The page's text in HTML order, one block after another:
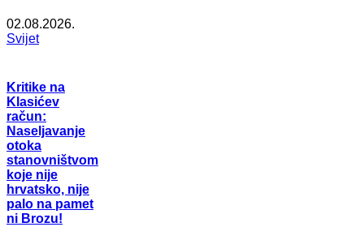
02.08.2026.
Svijet
Kritike na
Klasićev
račun:
Naseljavanje
otoka
stanovništvom
koje nije
hrvatsko, nije
palo na pamet
ni Brozu!